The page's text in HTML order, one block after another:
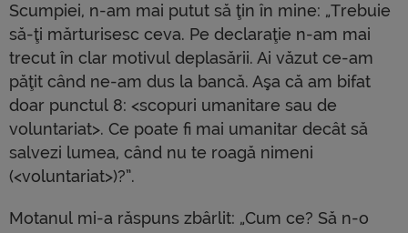
Scumpiei, n-am mai putut să ţin în mine: „Trebuie
să-ţi mărturisesc ceva. Pe declaraţie n-am mai
trecut în clar motivul deplasării. Ai văzut ce-am
păţit când ne-am dus la bancă. Aşa că am bifat
doar punctul 8: <scopuri umanitare sau de
voluntariat>. Ce poate fi mai umanitar decât să
salvezi lumea, când nu te roagă nimeni
(<voluntariat>)?”.
Motanul mi-a răspuns zbârlit: „Cum ce? Să n-o